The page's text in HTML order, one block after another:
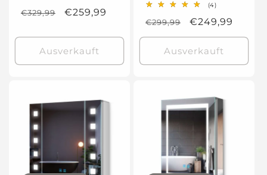
insgesamt
Normaler
€329,99 Verkaufspreis
€259,99
Ausverkauft
(4)4
insgesamt
Normaler
Preis
€299,99 Verkaufspreis
€249,99
Ausverkauft